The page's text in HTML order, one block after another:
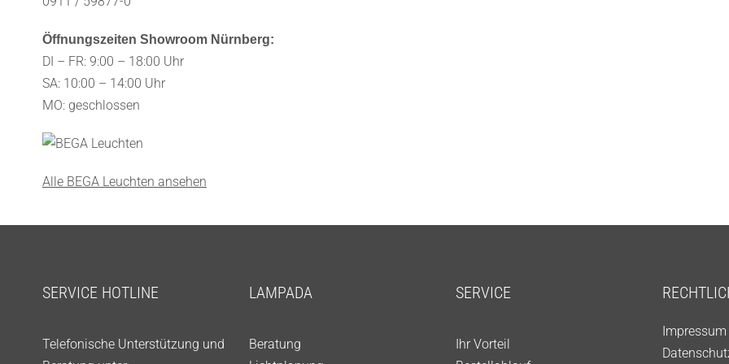
Öffnungszeiten Showroom Nürnberg:
DI – FR: 9:00 – 18:00 Uhr
SA: 10:00 – 14:00 Uhr
MO: geschlossen
Alle BEGA Leuchten ansehen
SERVICE HOTLINE
Telefonische Unterstützung und
LAMPADA
Beratung
SERVICE
Ihr Vorteil
Impressum